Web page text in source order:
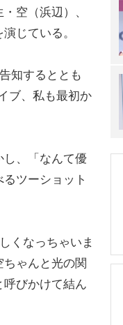
空（浜辺）、
じている。
知するととも
ブ、私も最初か
、「なんて優
ツーショット
くなっちゃいま
ゃんと光の関
びかけて結ん